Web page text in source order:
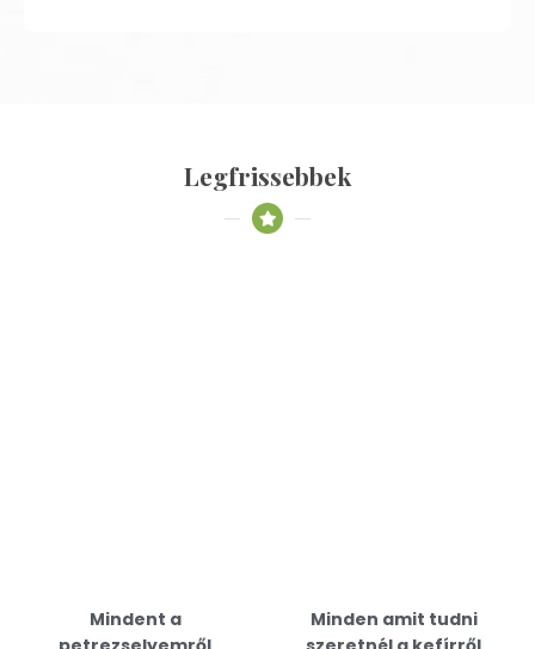
Legfrissebbek
Mindent a
Minden amit tudni